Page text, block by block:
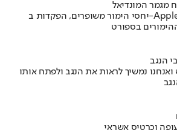
מגמר המונדיאל
בספורט
נמשיך לראות את הנגב ולפתח אותו